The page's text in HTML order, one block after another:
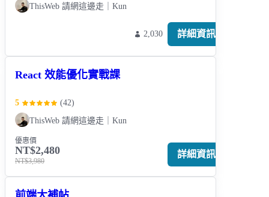
ThisWeb 請網這邊走｜Kun
2,030 詳細資訊
React 效能優化實戰課
5 (42)
ThisWeb 請網這邊走｜Kun
優惠價
NT$2,480
NT$3,980
詳細資訊